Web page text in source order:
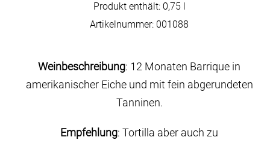
Produkt enthält: 0,75
Artikelnummer: 001088
Weinbeschreibung: 12 Monaten Barrique in
amerikanischer Eiche und mit fein abgerundeten
Tanninen.
Empfehlung: Tortilla aber auch zu